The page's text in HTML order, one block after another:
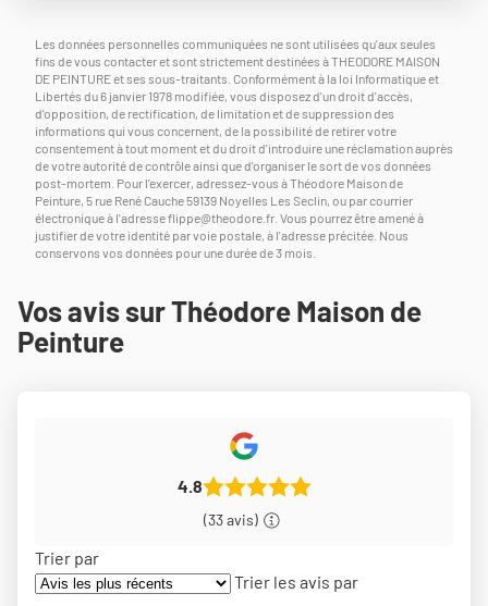
Les données personnelles communiquées ne sont utilisées qu'aux seules
fins de vous contacter et sont strictement destinées à THEODORE MAISON
DE PEINTURE et ses sous-traitants. Conformément à la loi Informatique et
Libertés du 6 janvier 1978 modifiée, vous disposez d'un droit d'accès,
d'opposition, de rectification, de limitation et de suppression des
informations qui vous concernent, de la possibilité de retirer votre
consentement à tout moment et du droit d'introduire une réclamation auprès
de votre autorité de contrôle ainsi que d'organiser le sort de vos données
post-mortem. Pour l'exercer, adressez-vous à Théodore Maison de
Peinture, 5 rue René Cauche 59139 Noyelles Les Seclin, ou par courrier
électronique à l'adresseflippe@theodore.fr . Vous pourrez être amené à
justifier de votre identité par voie postale, à l'adresse précitée. Nous
conservons vos données pour une durée de 3 mois.
Vos avis sur Théodore Maison de
Peinture
4.8
(33 avis)
Trier par
Trier les avis par